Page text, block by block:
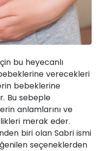
bu heyecanlı
verecekleri
bebeklerine
Bu sebeple
anlamlarını ve
merak eder.
biri olan Sabri ismi
seçeneklerden